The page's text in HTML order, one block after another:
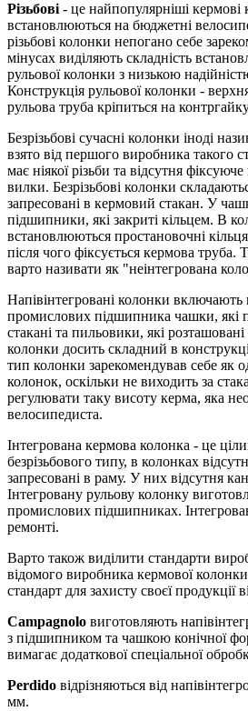
Різьбові - це найпопулярніші кермові
встановлюються на бюджетні
різьбові колонки непогано себе
мінусах виділяють складність
рульової колонки з низькою
Конструкція рульової колонки -
рульова труба кріпиться на
Безрізьбові сучасні колонки іноді
взято від першого виробника такого
має ніякої різьби та відсутня
вилки. Безрізьбові колонки
запресовані в кермовий стакан. У
підшипники, які закриті кільцем. В
встановлюються простановочні
після чого фіксується кермова труба.
варто називати як "неінтегрована
Напівінтегровані колонки включають
промислових підшипника чашки, які
стакані та пильовики, які
колонки досить складний в
тип колонки зарекомендував себе як
колонок, оскільки не виходить за
регулювати таку висоту керма, яка
велосипедиста.
Інтегрована кермова колонка - це
безрізьбового типу, в колонках
запресовані в раму. У них відсутня
Інтегровану рульову колонку
промислових підшипниках.
ремонті.
Варто також виділити стандарти
відомого виробника кермової
стандарт для захисту своєї продукції
Campagnolo виготовляють
з підшипником та чашкою конічної
вимагає додаткової спеціальної
Perdido відрізняються від
мм.